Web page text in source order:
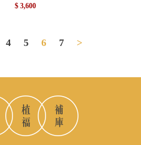
$ 3,600
4 5 6 7 >